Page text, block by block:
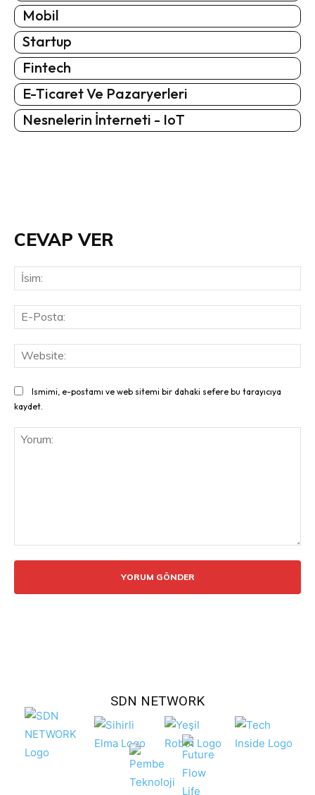
Mobil
Startup
Fintech
E-Ticaret Ve Pazaryerleri
Nesnelerin İnterneti - IoT
CEVAP VER
Ismimi, e-postamı ve web sitemi bir dahaki sefere bu tarayıcıya
kaydet.
SDN NETWORK